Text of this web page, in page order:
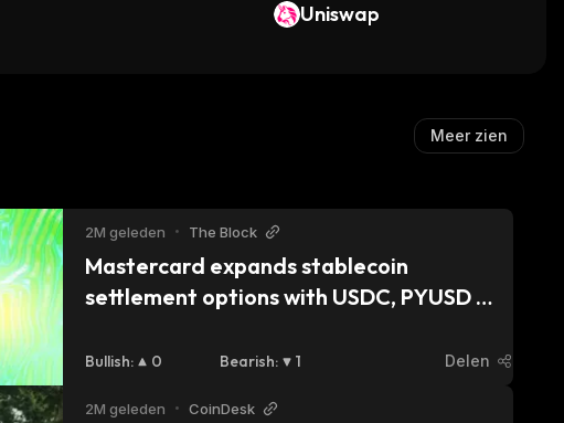
ional Digital Liquidity F
Uniswap
Meer zien
2M geleden • The Block
Mastercard expands stablecoin
settlement options with USDC, PYUSD
Bullish: 0 Bearish: 1 Delen
2M geleden • CoinDesk